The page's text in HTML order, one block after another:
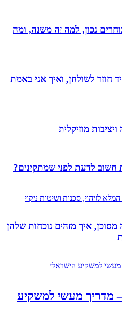
נכון, למה זה משנה, ומה
חוזר לשולחן, ואיך אני באמת
מוזיקלית
לדעת לפני שמתקינים?
איך מזהים נוכחות שלהן
– מדריך מעשי למשקיע